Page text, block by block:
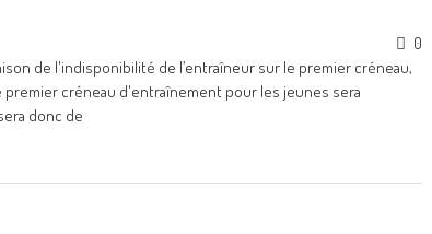
0
de l'indisponibilité de l’entraîneur sur le premier créneau,
créneau d'entraînement pour les jeunes sera
donc de